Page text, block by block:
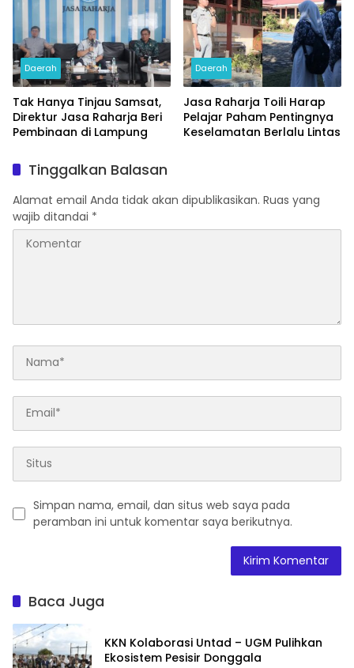
Daerah
Tak Hanya Tinjau Samsat,
Direktur Jasa Raharja Beri
Pembinaan di Lampung
Daerah
Jasa Raharja Toili Harap
Pelajar Paham Pentingnya
Keselamatan Berlalu Lintas
Tinggalkan Balasan
Alamat email Anda tidak akan dipublikasikan. Ruas yang
wajib ditandai *
Simpan nama, email, dan situs web saya pada
peramban ini untuk komentar saya berikutnya.
Baca Juga
KKN Kolaborasi Untad – UGM Pulihkan
Ekosistem Pesisir Donggala